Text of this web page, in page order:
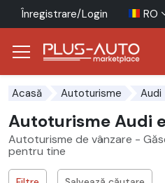
Înregistrare/Login RO
Acasă Autoturisme Audi
Autoturisme Audi
Autoturisme de vânzare -
pentru tine